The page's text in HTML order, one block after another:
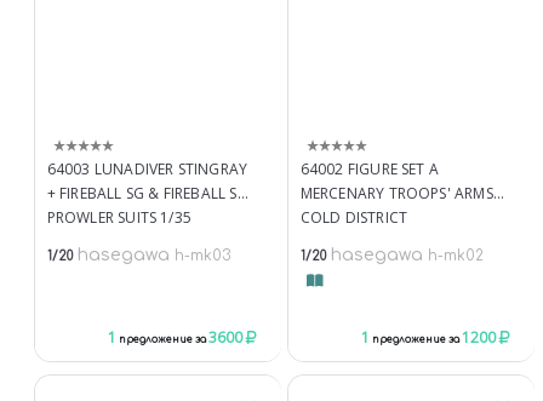
64003 LUNADIVER STINGRAY
+ FIREBALL SG & FIREBALL SG
PROWLER SUITS 1/35
(H-MK03) КОСМИЧЕСКАЯ
1/20 hasegawa h-mk03
1 предложение за3600
64002 FIGURE SET A
MERCENARY TROOPS' ARMS
COLD DISTRICT
(УЦЕНКА) КУПИТЬ В МОСКВЕ
(H-MK02) КОЛЛЕКЦИОННЫЕ
МАСШТАБОВ
1/20 hasegawa h-mk02
1 предложение за1200